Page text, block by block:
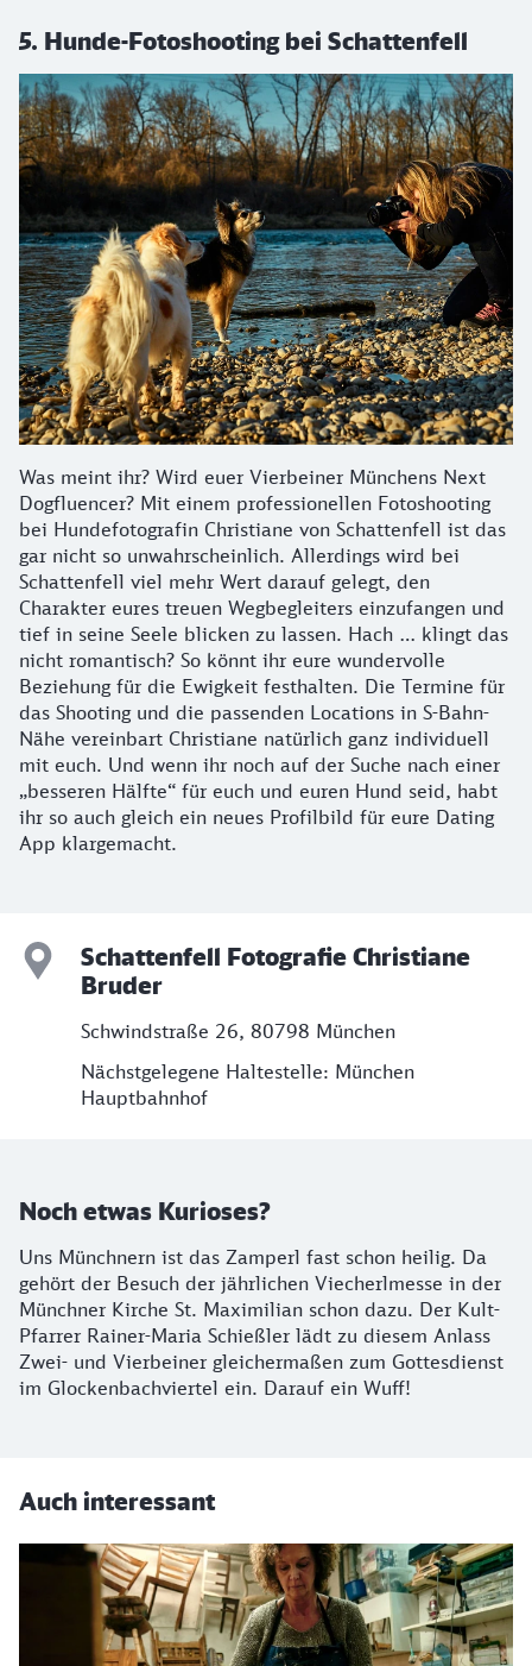
5. Hunde-Fotoshooting bei Schattenfell
Was meint ihr? Wird euer Vierbeiner Münchens Next
Dogfluencer? Mit einem professionellen Fotoshooting
bei Hundefotografin Christiane von Schattenfell ist das
gar nicht so unwahrscheinlich. Allerdings wird bei
Schattenfell viel mehr Wert darauf gelegt, den
Charakter eures treuen Wegbegleiters einzufangen und
tief in seine Seele blicken zu lassen. Hach … klingt das
nicht romantisch? So könnt ihr eure wundervolle
Beziehung für die Ewigkeit festhalten. Die Termine für
das Shooting und die passenden Locations in S-Bahn-
Nähe vereinbart Christiane natürlich ganz individuell
mit euch. Und wenn ihr noch auf der Suche nach einer
„besseren Hälfte“ für euch und euren Hund seid, habt
ihr so auch gleich ein neues Profilbild für eure Dating
App klargemacht.
Schattenfell Fotografie Christiane
Bruder
Schwindstraße 26, 80798 München
Nächstgelegene Haltestelle: München
Hauptbahnhof
Noch etwas Kurioses?
Uns Münchnern ist das Zamperl fast schon heilig. Da
gehört der Besuch der jährlichen Viecherlmesse in der
Münchner Kirche St. Maximilian schon dazu. Der Kult-
Pfarrer Rainer-Maria Schießler lädt zu diesem Anlass
Zwei- und Vierbeiner gleichermaßen zum Gottesdienst
im Glockenbachviertel ein. Darauf ein Wuff!
Auch interessant